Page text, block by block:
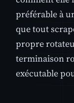
préférable à
que tout
propre
terminaison
exécutable